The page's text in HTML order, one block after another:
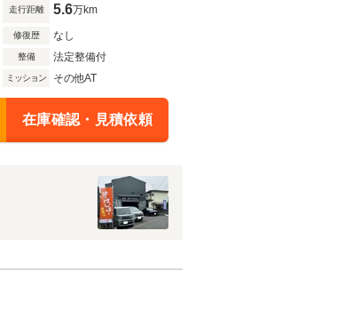
走行距離 5.6万km
修復歴 なし
整備 法定整備付
ミッション その他AT
在庫確認・見積依頼